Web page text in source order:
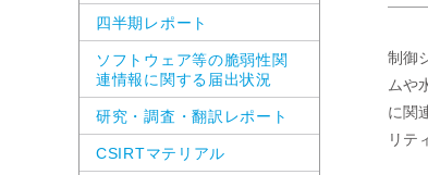
制御
ムや
に関
リテ
四半期レポート
ソフトウェア等の脆弱性関
連情報に関する届出状況
研究・調査・翻訳レポート
CSIRTマテリアル